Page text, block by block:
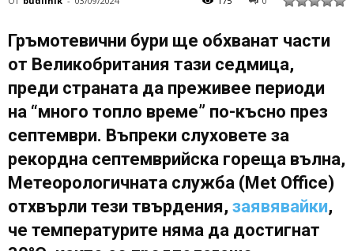
Гръмотевични бури ще обхванат части
от Великобритания тази седмица,
преди страната да преживее периоди
на “много топло време” по-късно през
септември. Въпреки слуховете за
рекордна септемврийска гореща вълна,
Метеорологичната служба (Met Office)
отхвърли тези твърдения, заявявайки,
че температурите няма да достигнат